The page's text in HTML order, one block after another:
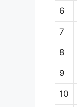
6
7
8
9
10